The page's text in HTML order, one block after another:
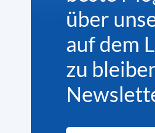
über
auf dem
zu